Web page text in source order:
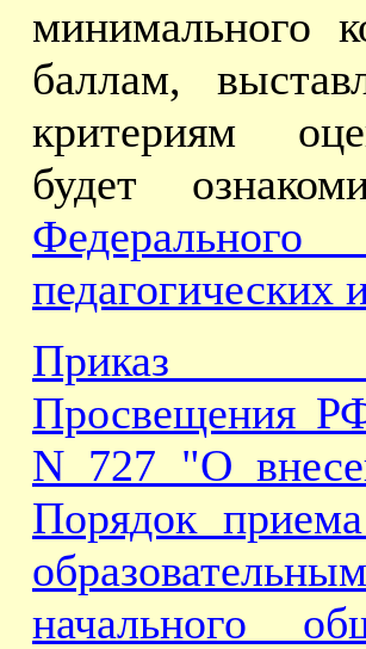
минимального
баллам,
критериям
будет
педагогических
Приказ
Просвещения
N 727 "О
Порядок
начального